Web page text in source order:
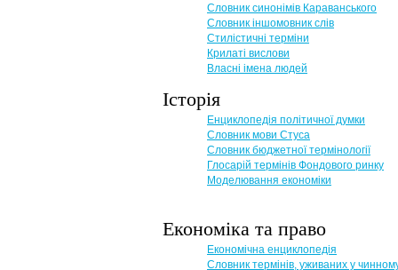
Словник синонімів Караванського
Словник іншомовник слів
Стилістичні терміни
Крилаті вислови
Власні імена людей
Історія
Енциклопедія політичної думки
Словник мови Стуса
Словник бюджетної термінології
Глосарій термінів Фондового ринку
Моделювання економіки
Економіка та право
Eкономічна енциклопедія
Словник термінів, уживаних у